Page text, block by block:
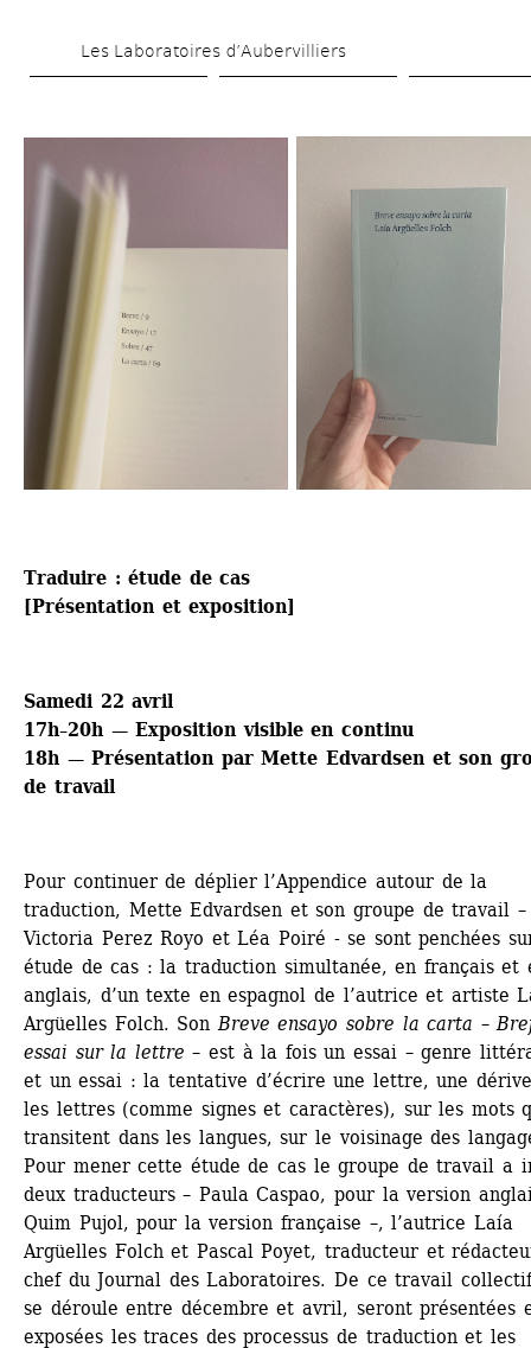
to
content
Les Laboratoires d’Aubervilliers
Traduire : étude de cas
[Présentation et exposition]
Samedi 22 avril
17h–20h — Exposition visible en continu
18h — Présentation par Mette Edvardsen et son
de travail
Pour continuer de déplier l’Appendice autour de la
traduction, Mette Edvardsen et son groupe de travail –
Victoria Perez Royo et Léa Poiré - se sont penchées
étude de cas : la traduction simultanée, en français et
anglais, d’un texte en espagnol de l’autrice et artiste
Argüelles Folch. Son Breve ensayo sobre la carta –
essai sur la lettre – est à la fois un essai – genre
et un essai : la tentative d’écrire une lettre, une
les lettres (comme signes et caractères), sur les mots
transitent dans les langues, sur le voisinage des
Pour mener cette étude de cas le groupe de travail a
deux traducteurs – Paula Caspao, pour la version
Quim Pujol, pour la version française –, l’autrice Laía
Argüelles Folch et Pascal Poyet, traducteur et
chef du Journal des Laboratoires. De ce travail
se déroule entre décembre et avril, seront présentées
exposées les traces des processus de traduction et les